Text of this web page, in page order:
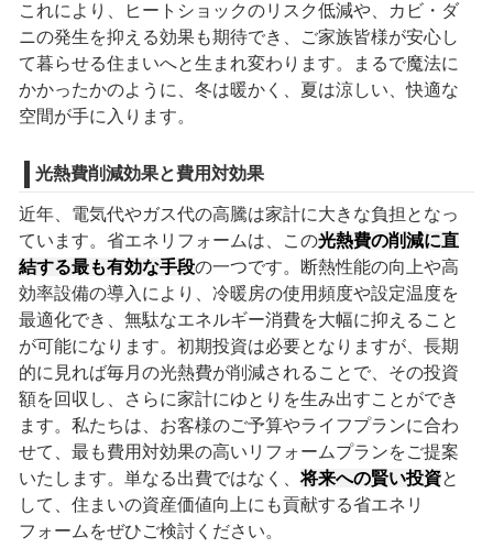
これにより、ヒートショックのリスク低減や、カビ・ダ
ニの発生を抑える効果も期待でき、ご家族皆様が安心し
て暮らせる住まいへと生まれ変わります。まるで魔法に
かかったかのように、冬は暖かく、夏は涼しい、快適な
空間が手に入ります。
光熱費削減効果と費用対効果
近年、電気代やガス代の高騰は家計に大きな負担となっ
ています。省エネリフォームは、この光熱費の削減に直
結する最も有効な手段の一つです。断熱性能の向上や高
効率設備の導入により、冷暖房の使用頻度や設定温度を
最適化でき、無駄なエネルギー消費を大幅に抑えること
が可能になります。初期投資は必要となりますが、長期
的に見れば毎月の光熱費が削減されることで、その投資
額を回収し、さらに家計にゆとりを生み出すことができ
ます。私たちは、お客様のご予算やライフプランに合わ
せて、最も費用対効果の高いリフォームプランをご提案
いたします。単なる出費ではなく、将来への賢い投資と
して、住まいの資産価値向上にも貢献する省エネリ
フォームをぜひご検討ください。